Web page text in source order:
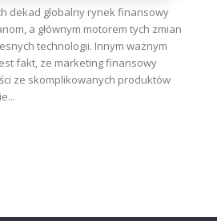
dekad globalny rynek finansowy
a głównym motorem tych zmian
technologii. Innym ważnym
fakt, że marketing finansowy
ze skomplikowanych produktów